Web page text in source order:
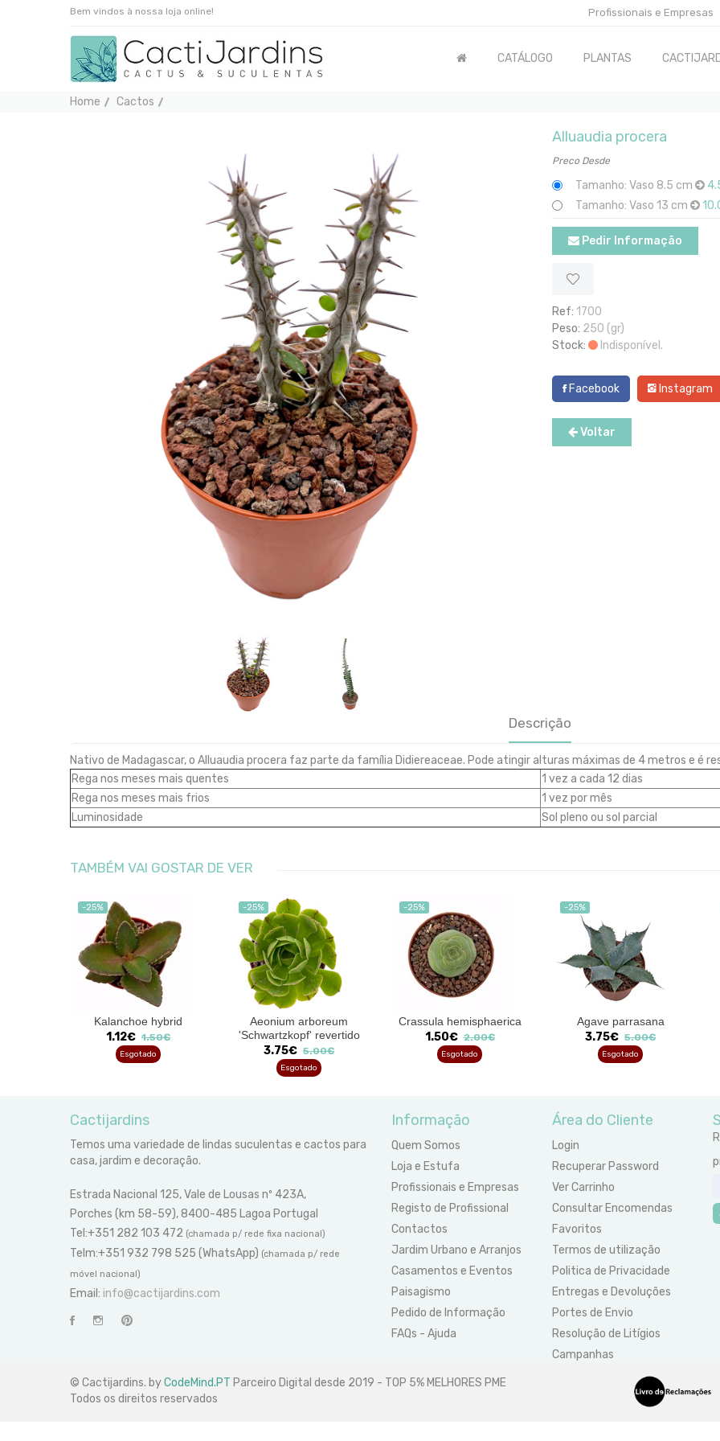
Bem vindos à nossa loja online! Profissionais e Empresas
CATÁLOGO PLANTAS
Home Cactos
Alluaudia procera
Preco Desde
Tamanho: Vaso 8.5 cm
Tamanho: Vaso 13 cm
Pedir Informação
Ref: 1700
Peso: 250 (gr)
Stock:
Indisponível.
Facebook Instagram
Voltar
Descrição
Nativo de Madagascar, o Alluaudia procera faz parte da família Didiereaceae. Pode atingir alturas máximas de 4 metros e é
Rega nos meses mais quentes
1 vez a cada 12 dias
Rega nos meses mais frios
1 vez por mês
Luminosidade
Sol pleno ou sol parcial
TAMBÉM VAI GOSTAR DE VER
-25%
Kalanchoe hybrid
1.12€ 1.50€
Esgotado
-25%
Aeonium arboreum
'Schwartzkopf' revertido
3.75€ 5.00€
Esgotado
-25%
Crassula hemisphaerica
1.50€ 2.00€
Esgotado
-25%
Agave parrasana
3.75€ 5.00€
Esgotado
Cactijardins
Temos uma variedade de lindas suculentas e cactos para
casa, jardim e decoração.
Estrada Nacional 125, Vale de Lousas nº 423A,
Porches (km 58-59), 8400-485 Lagoa Portugal
Tel:+351 282 103 472 (chamada p/ rede fixa nacional)
Telm:+351 932 798 525 (WhatsApp) (chamada p/ rede
móvel nacional)
Email: info@cactijardins.com
Informação
Quem Somos
Loja e Estufa
Profissionais e Empresas
Registo de Profissional
Contactos
Jardim Urbano e Arranjos
Casamentos e Eventos
Paisagismo
Pedido de Informação
FAQs - Ajuda
Área do Cliente
Login
Recuperar Password
Ver Carrinho
Consultar Encomendas
Favoritos
Termos de utilização
Politica de Privacidade
Entregas e Devoluções
Portes de Envio
Resolução de Litígios
Campanhas
© Cactijardins. byCodeMind.PT Parceiro Digital desde 2019 - TOP 5% MELHORES PME
Todos os direitos reservados